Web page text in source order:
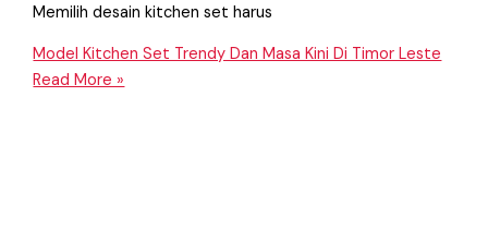
Memilih desain kitchen set harus
Model Kitchen Set Trendy Dan Masa Kini Di Timor Leste
Read More »